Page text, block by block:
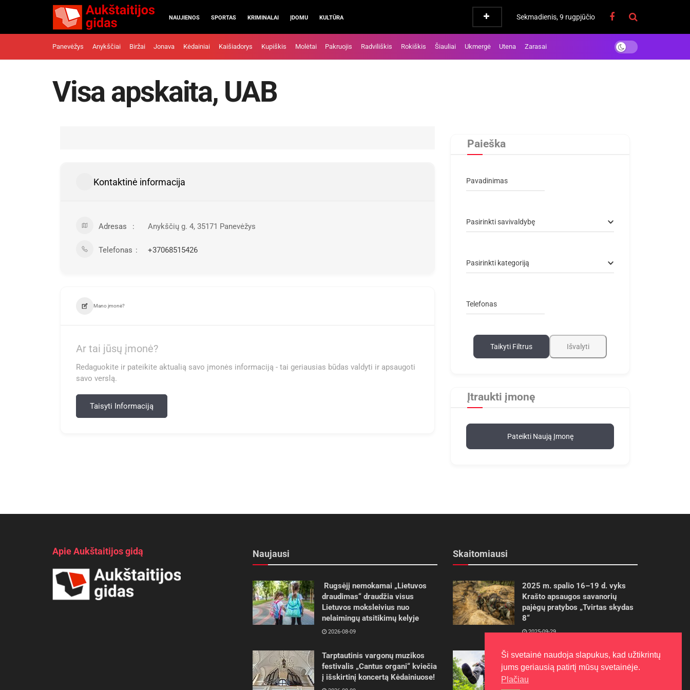
NAUJIENOS SPORTAS KRIMINALAI ĮDOMU KULTŪRA Sekmadienis, 9 rugpjūčio
Panevėžys Anykščiai Biržai Jonava Kėdainiai Kaišiadorys Kupiškis Molėtai Pakruojis Radviliškis Rokiškis Šiauliai Ukmergė Utena Zarasai
Visa apskaita, UAB
Kontaktinė informacija
Adresas Anykščių g. 4, 35171 Panevėžys
Telefonas +37068515426
Mano įmonė?
Ar tai jūsų įmonė?
Redaguokite ir pateikite aktualią savo įmonės informaciją - tai geriausias būdas valdyti ir apsaugoti
savo verslą.
Taisyti Informaciją
Paieška
Pavadinimas
Pasirinkti savivaldybę
Pasirinkti kategoriją
Telefonas
Taikyti Filtrus Išvalyti
Įtraukti įmonę
Pateikti Naują Įmonę
Apie Aukštaitijos gidą Naujausi
Rugsėjį nemokamai „Lietuvos
draudimas“ draudžia visus
Lietuvos moksleivius nuo
nelaimingų atsitikimų kelyje
2026-08-09
Tarptautinis vargonų muzikos
festivalis „Cantus organi“ kviečia
į išskirtinį koncertą Kėdainiuose!
Skaitomiausi
2025 m. spalio 16–19 d. vyks
Krašto apsaugos savanorių
pajėgų pratybos „Tvirtas skydas
8“
2025-09-29
Gudrybės, kad trimerio pjovimo
valas tarnautų ilgiau
2022-06-27
Ši svetainė naudoja slapukus, kad užtikrintų
jums geriausią patirtį mūsų svetainėje.
Plačiau